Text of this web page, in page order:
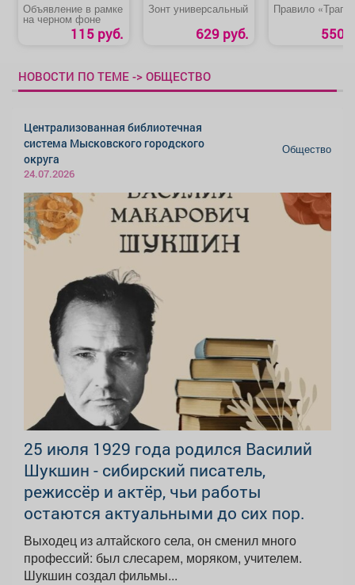
Объявление в рамке
на черном фоне
115 руб.
Зонт универсальный
629 руб.
Правило
550
НОВОСТИ ПО ТЕМЕ -> ОБЩЕСТВО
Централизованная библиотечная
система Мысковского городского
округа
24.07.2026
Общество
25 июля 1929 года родился Василий
Шукшин - сибирский писатель,
режиссёр и актёр, чьи работы
остаются актуальными до сих пор.
Выходец из алтайского села, он сменил много
профессий: был слесарем, моряком, учителем.
Шукшин создал фильмы...